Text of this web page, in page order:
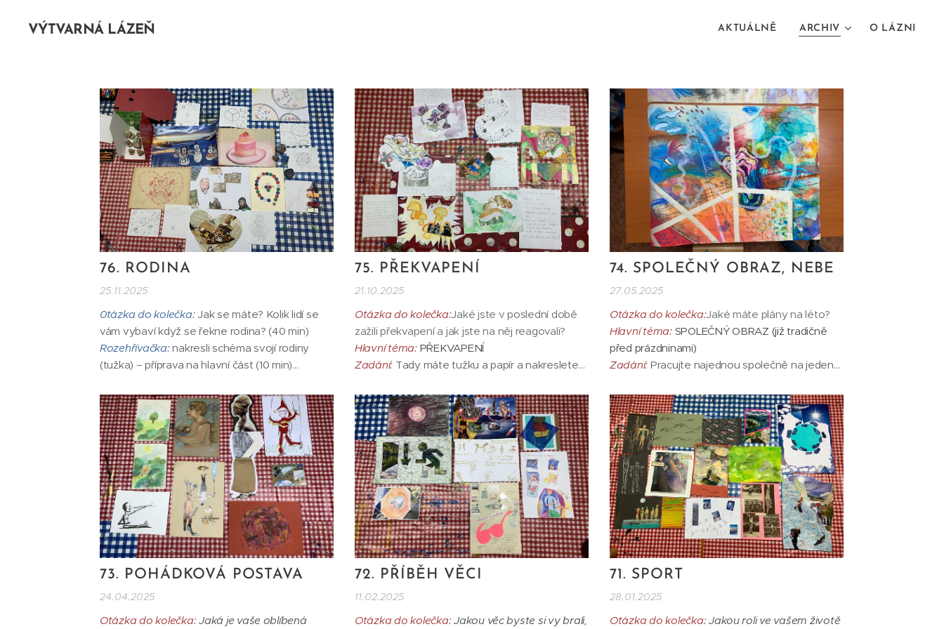
VÝTVARNÁ LÁZEŇ AKTUÁLNĚ ARCHIV O LÁZNI
76. RODINA
25.11.2025
0tázka do kolečka:Jak se máte? Kolik lidí se
vám vybaví když se řekne rodina? (40 min)
Rozehřívačka:nakresli schéma svojí rodiny
(tužka) – příprava na hlavní část (10 min)
Zadání:Ztvárnit svojí rodinu vybranou formou
(zvířata, flora, nábytek, hudební nástroje, atp…)
na jeden obraz a zaměřit se na vztahy a
konstelace...
75. PŘEKVAPENÍ
21.10.2025
Otázka do kolečka:Jaké jste v poslední době
zažili překvapení a jak jste na něj reagovali?
Hlavní téma: PŘEKVAPENÍ
Zadání: Tady máte tužku a papír a nakreslete
pokračujte, ale již bez tužky, tady máte gumu.
Po dalších 5 minutách - pokračujte, ale již bez
gumy, tady máte nůžky....
74. SPOLEČNÝ OBRAZ, NEBE
27.05.2025
Otázka do kolečka:Jaké máte plány na léto?
Hlavní téma: SPOLEČNÝ OBRAZ (již tradičně
před prázdninami)
Zadání: Pracujte najednou společně na jeden
minule nám z toho vyšel vodní svět, dnes
bychom mohli zkusit vytvořit "nebe".
Technika: Akvarel, pastel, tuž, lepící páska...
velký formát, aby mohl vzniknout...
73. POHÁDKOVÁ POSTAVA
24.04.2025
Otázka do kolečka:Jaká je vaše oblíbená
72. PŘÍBĚH VĚCI
11.02.2025
Otázka do kolečka:Jakou věc byste si vy brali,
71. SPORT
28.01.2025
Otázka do kolečka:Jakou roli ve vašem životě